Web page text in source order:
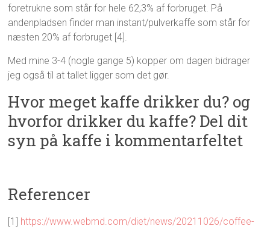
foretrukne som står for hele 62,3% af forbruget. På
andenpladsen finder man instant/pulverkaffe som står for
næsten 20% af forbruget [4].
Med mine 3-4 (nogle gange 5) kopper om dagen bidrager
jeg også til at tallet ligger som det gør.
Hvor meget kaffe drikker du? og
hvorfor drikker du kaffe? Del dit
syn på kaffe i kommentarfeltet
Referencer
[1] https://www.webmd.com/diet/news/20211026/coffee-